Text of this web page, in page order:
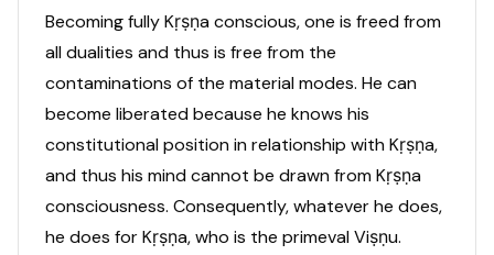
Becoming fully Kṛṣṇa conscious, one is freed from
all dualities and thus is free from the
contaminations of the material modes. He can
become liberated because he knows his
constitutional position in relationship with Kṛṣṇa,
and thus his mind cannot be drawn from Kṛṣṇa
consciousness. Consequently, whatever he does,
he does for Kṛṣṇa, who is the primeval Viṣṇu.